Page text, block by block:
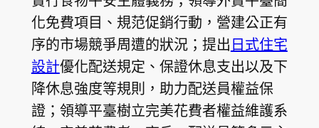
化免費項目、規范促銷行動，營建公正有
序的市場競爭周遭的狀況；提出日式住宅
設計優化配送規定、保證休息支出以及下
降休息強度等規則，助力配送員權益保
證；領導平臺樹立完美花費者權益維護系